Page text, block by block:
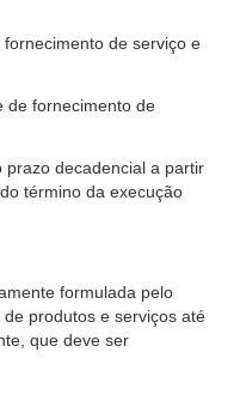
de serviço e
de fornecimento de
prazo decadencial a partir
término da execução
formulada pelo
produtos e serviços até
que deve ser